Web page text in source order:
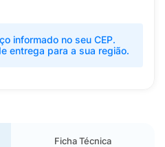
informado no seu CEP.
entrega para a sua região.
Ficha Técnica